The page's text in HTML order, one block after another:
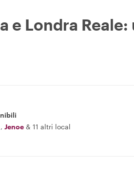
e Londra
, Jenoe & 11 altri local